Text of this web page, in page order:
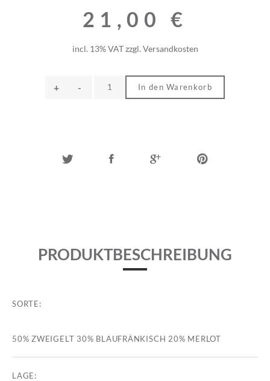
21,00 €
incl. 13% VAT zzgl. Versandkosten
+ - In den Warenkorb
PRODUKTBESCHREIBUNG
SORTE:
50% ZWEIGELT 30% BLAUFRÄNKISCH 20% MERLOT
LAGE: